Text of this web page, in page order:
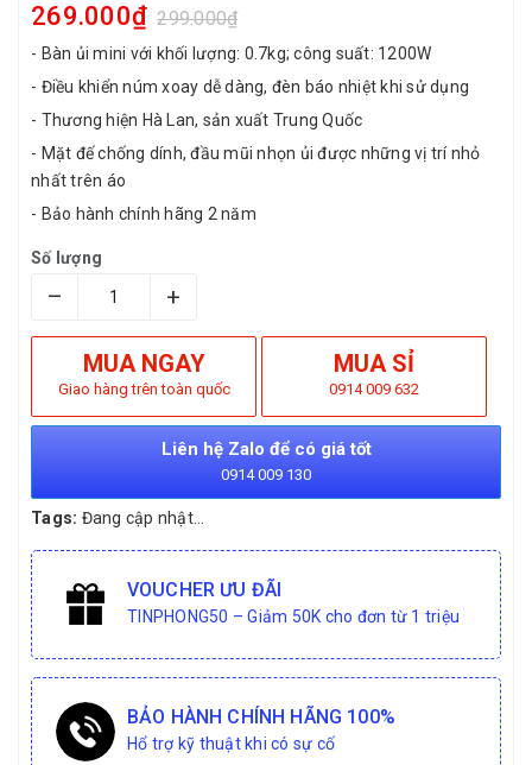
269.000₫ 299.000₫
- Bàn ủi mini với khối lượng: 0.7kg; công suất: 1200W
- Điều khiển núm xoay dễ dàng, đèn báo nhiệt khi sử dụng
- Thương hiện Hà Lan, sản xuất Trung Quốc
- Mặt đế chống dính, đầu mũi nhọn ủi được những vị trí nhỏ
nhất trên áo
- Bảo hành chính hãng 2 năm
Số lượng
– +
MUA NGAY
Giao hàng trên toàn quốc
MUA SỈ
0914 009 632
Liên hệ Zalo để có giá tốt
0914 009 130
Tags: Đang cập nhật...
VOUCHER ƯU ĐÃI
TINPHONG50 – Giảm 50K cho đơn từ 1 triệu
BẢO HÀNH CHÍNH HÃNG 100%
Hổ trợ kỹ thuật khi có sự cố